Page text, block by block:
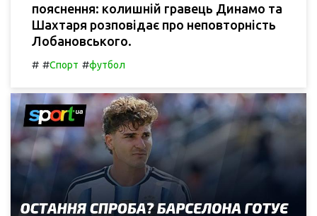
пояснення: колишній гравець Динамо та
Шахтаря розповідає про неповторність
Лобановського.
# #Спорт #футбол